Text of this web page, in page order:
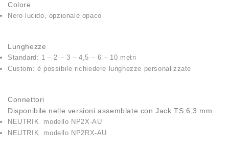
Colore
Nero lucido, opzionale opaco
Lunghezze
Standard: 1 – 2 – 3 – 4,5 – 6 – 10 metri
Custom: è possibile richiedere lunghezze personalizzate
Connettori
Disponibile nelle versioni assemblate con Jack TS 6,3 mm
NEUTRIK modello NP2X-AU
NEUTRIK modello NP2RX-AU